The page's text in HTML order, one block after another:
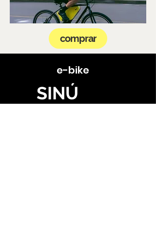
comprar
e-bike
SINÚ